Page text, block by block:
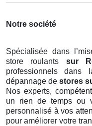
Notre société
Spécialisée dans
store roulants sur
professionnels
dépannage de stores
Nos experts,
un rien de temps ou
personnalisé à vos
pour améliorer votre